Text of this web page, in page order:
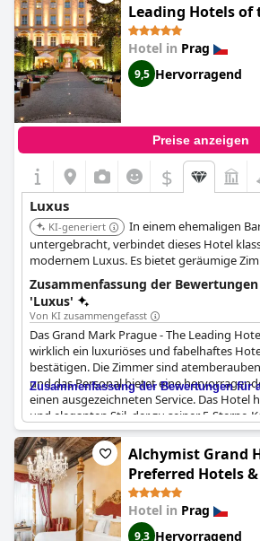
das Augustine die perfekte Wahl für
ausgezeichnetes, hoch bewertetes Hotel in
Bewertungen sind in vielen verschiedenen
und schwärmen alle von dem
des Hotels. Die atemberaubende
Innendesign sorgen für ein unvergessliches
Augustine ist zweifelsohne ein
alten Klostergebäude.
Leading Hotels of
Hotel in Prag
9,5 Hervorragend
Preise anzeigen
$
Luxus
KI-generiert
In einem ehemaligen
untergebracht, verbindet dieses Hotel
modernem Luxus. Es bietet geräumige
einen charmanten Innenhofgarten, ein
gehobene Küche im Restaurant Le Grill.
Zusammenfassung der
'Luxus'
Von KI zusammengefasst
Das Grand Mark Prague - The Leading
wirklich ein luxuriöses und fabelhaftes
bestätigen. Die Zimmer sind
und das Personal bietet eine
einen ausgezeichneten Service. Das Hotel
und eleganten Stil, der zu seiner 5-Sterne-
Preis für ein solches Luxusangebot im
durchaus angemessen. Die Infrastruktur
sind ausgezeichnet und es gibt schöne
Die Gäste haben vor allem das hilfsbereite
Personal gelobt, das ihnen einen
beschert hat. Alles in allem ist es ein
wunderschönes Hotel, perfekt für alle, die
Zusammenfassung der Bewertungen für
Alchymist Grand
Preferred Hotels
(Alchymist Grand
Hotel in Prag
9,3 Hervorragend